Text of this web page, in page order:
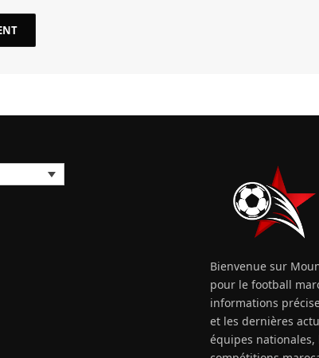
Bienvenue sur
pour le football
informations
et les dernières
équipes